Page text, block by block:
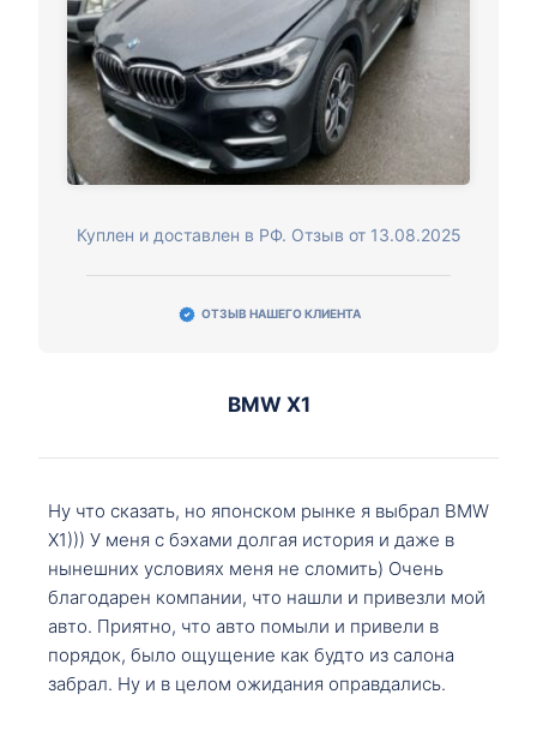
Куплен и доставлен в РФ. Отзыв от 13.08.2025
ОТЗЫВ НАШЕГО КЛИЕНТА
BMW X1
Ну что сказать, но японском рынке я выбрал BMW
X1))) У меня с бэхами долгая история и даже в
нынешних условиях меня не сломить) Очень
благодарен компании, что нашли и привезли мой
авто. Приятно, что авто помыли и привели в
порядок, было ощущение как будто из салона
забрал. Ну и в целом ожидания оправдались.